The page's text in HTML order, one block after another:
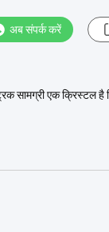
अब संपर्क करें
सामग्री एक क्रिस्टल है